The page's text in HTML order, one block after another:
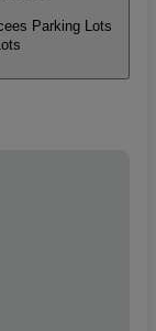
Parking Lots